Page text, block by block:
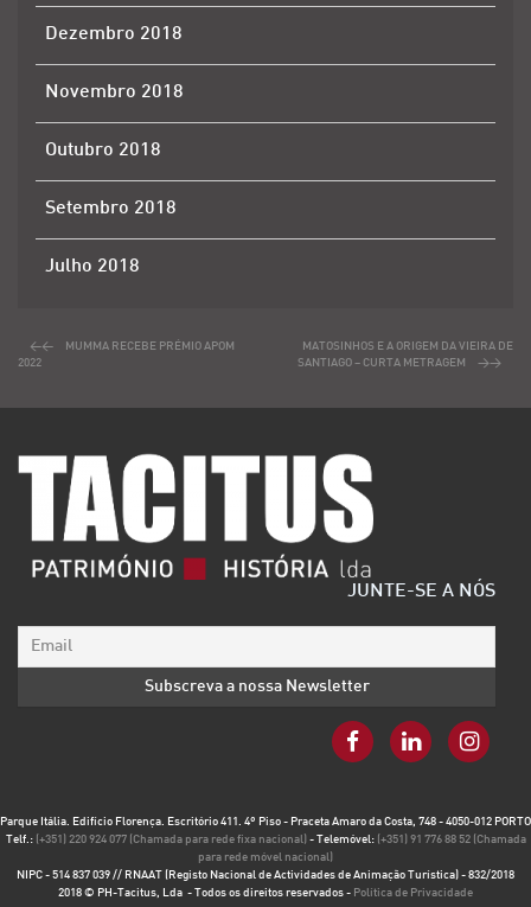
Dezembro 2018
Novembro 2018
Outubro 2018
Setembro 2018
Julho 2018
MUMMA RECEBE PRÉMIO APOM
2022
MATOSINHOS E A ORIGEM DA VIEIRA DE
SANTIAGO – CURTA METRAGEM
JUNTE-SE A NÓS
Parque Itália. Edifício Florença. Escritório 411. 4º Piso - Praceta Amaro da Costa, 748 - 4050-012 PORTO
Telf.: (+351) 220 924 077 (Chamada para rede fixa nacional) - Telemóvel: (+351) 91 776 88 52 (Chamada
para rede móvel nacional)
NIPC - 514 837 039 // RNAAT (Registo Nacional de Actividades de Animação Turística) - 832/2018
2018 © PH-Tacitus, Lda - Todos os direitos reservados - Política de Privacidade